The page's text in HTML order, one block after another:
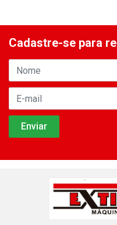
Cadastre-se para